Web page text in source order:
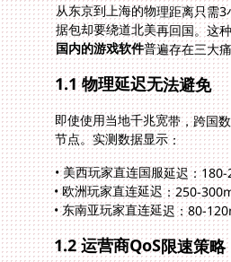
从东京到上海的物理距离只需
据包却要绕道北美再回国。这
国内的游戏软件普遍存在三大
1.1 物理延迟无法避免
即使使用当地千兆宽带，跨国
节点。实测数据显示：
• 美西玩家直连国服延迟：
• 欧洲玩家直连延迟：250-
• 东南亚玩家直连延迟：80-
1.2 运营商QoS限速策略